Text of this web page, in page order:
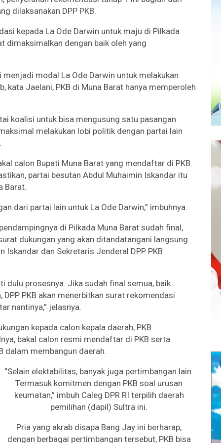
dilaksanakan DPP PKB.
kepada La Ode Darwin untuk maju di Pilkada
dimaksimalkan dengan baik oleh yang
modal La Ode Darwin untuk melakukan
kata Jaelani, PKB di Muna Barat hanya memperoleh
koalisi untuk bisa mengusung satu pasangan
melakukan lobi politik dengan partai lain
calon Bupati Muna Barat yang mendaftar di PKB.
partai besutan Abdul Muhaimin Iskandar itu
Barat.
dari partai lain untuk La Ode Darwin,” imbuhnya.
di Pilkada Muna Barat sudah final,
dukungan yang akan ditandatangani langsung
Iskandar dan Sekretaris Jenderal DPP PKB
dulu prosesnya. Jika sudah final semua, baik
PKB akan menerbitkan surat rekomendasi
nantinya,” jelasnya.
kepada calon kepala daerah, PKB
bakal calon resmi mendaftar di PKB serta
dalam membangun daerah.
“Selain elektabilitas, banyak juga pertimbangan lain.
Termasuk komitmen dengan PKB soal urusan
keumatan,” imbuh Caleg DPR RI terpilih daerah
pemilihan (dapil) Sultra ini.
Pria yang akrab disapa Bang Jay ini berharap,
dengan berbagai pertimbangan tersebut, PKB bisa